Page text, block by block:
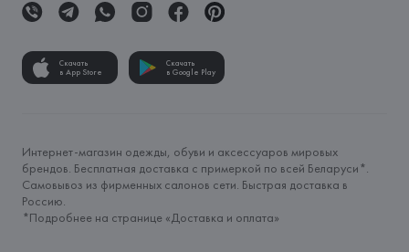
Скачать
в App Store
Скачать
в Google Play
Интернет-магазин одежды, обуви и аксессуаров мировых
брендов. Бесплатная доставка с примеркой по всей Беларуси*.
Самовывоз из фирменных салонов сети. Быстрая доставка в
Россию.
*Подробнее на странице «Доставка и оплата»